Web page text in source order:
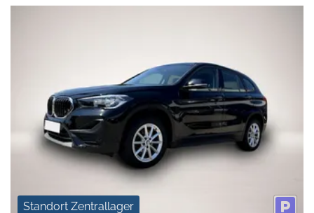
Standort Zentrallager